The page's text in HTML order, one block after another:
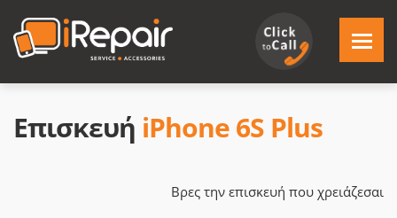
Επισκευή iPhone 6S Plus
Βρες την επισκευή που χρειάζεσαι